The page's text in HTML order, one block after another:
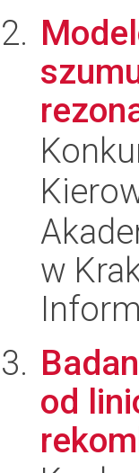
w
od